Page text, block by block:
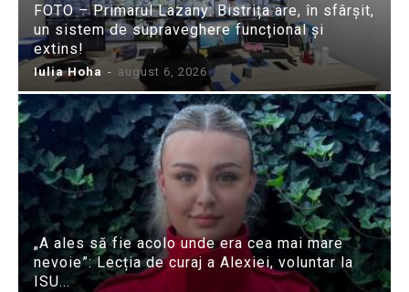
FOTO – Primarul Lazany: Bistrița are, în sfârșit,
un sistem de supraveghere funcțional și
extins!
Iulia Hoha - august 6, 2026
„A ales să fie acolo unde era cea mai mare
nevoie”: Lecția de curaj a Alexiei, voluntar la
ISU...